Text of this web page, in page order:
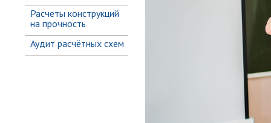
Расчеты конструкций
на прочность
Аудит расчётных схем